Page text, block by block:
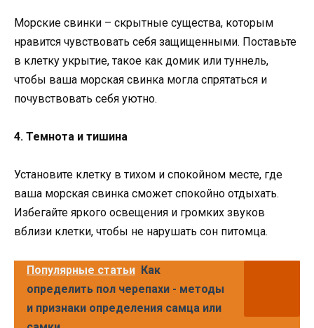
Морские свинки – скрытные существа, которым
нравится чувствовать себя защищенными. Поставьте
в клетку укрытие, такое как домик или туннель,
чтобы ваша морская свинка могла спрятаться и
почувствовать себя уютно.
4. Темнота и тишина
Установите клетку в тихом и спокойном месте, где
ваша морская свинка сможет спокойно отдыхать.
Избегайте яркого освещения и громких звуков
вблизи клетки, чтобы не нарушать сон питомца.
Популярные статьи Как
определить пол черепахи - методы
и признаки определения самца или